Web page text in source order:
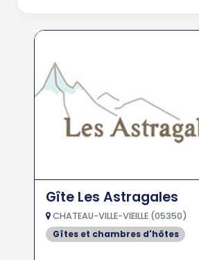
Gîte Les Astragales
CHATEAU-VILLE-VIEILLE (05350)
Gîtes et chambres d'hôtes